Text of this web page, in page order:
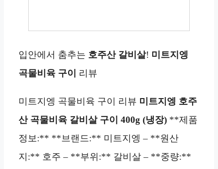
입안에서 춤추는 호주산 갈비살! 미트지엥
곡물비육 구이 리뷰
미트지엥 곡물비육 구이 리뷰 미트지엥 호주
산 곡물비육 갈비살 구이 400g (냉장) **제품
정보:** **브랜드:** 미트지엥 – **원산
지:** 호주 – **부위:** 갈비살 – **중량:**